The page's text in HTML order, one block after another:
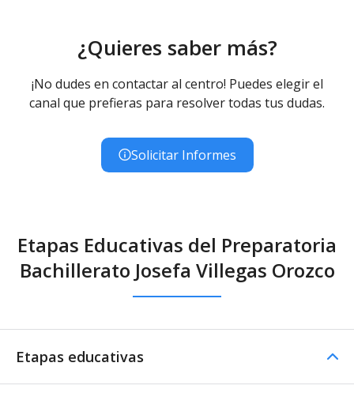
¿Quieres saber más?
¡No dudes en contactar al centro! Puedes elegir el
canal que prefieras para resolver todas tus dudas.
Solicitar Informes
Etapas Educativas del Preparatoria
Bachillerato Josefa Villegas Orozco
Etapas educativas